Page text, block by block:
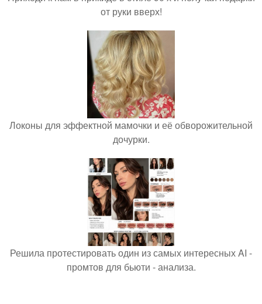
от руки вверх!
Локоны для эффектной мамочки и её обворожительной
дочурки.
Решила протестировать один из самых интересных AI -
промтов для бьюти - анализа.